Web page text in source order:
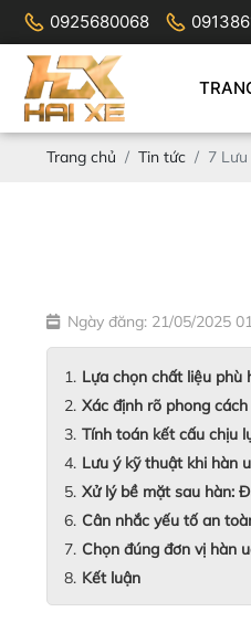
0925680068
Trang chủ Tin tức 7
Ngày đăng: 21/05/2025
Lựa chọn chất liệu phù
Xác định rõ phong
Tính toán kết cấu chịu
Lưu ý kỹ thuật khi hàn
Xử lý bề mặt sau hàn:
Cân nhắc yếu tố an
Chọn đúng đơn vị hàn
Kết luận